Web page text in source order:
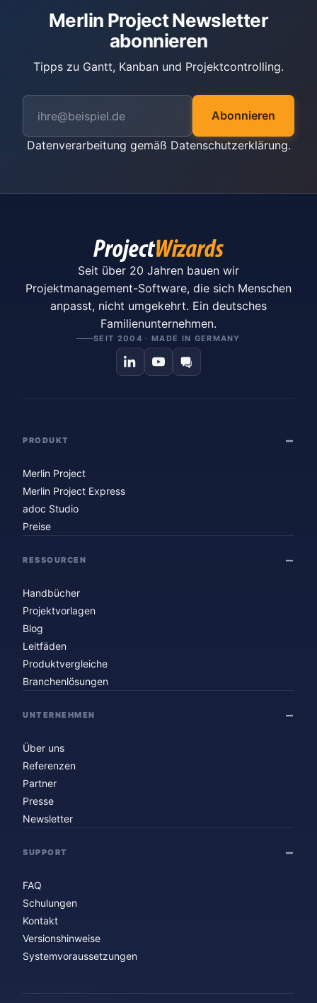
Merlin Project Newsletter
abonnieren
Tipps zu Gantt, Kanban und Projektcontrolling.
Abonnieren
Datenverarbeitung gemäß Datenschutzerklärung.
Seit über 20 Jahren bauen wir
Projektmanagement-Software, die sich Menschen
anpasst, nicht umgekehrt. Ein deutsches
Familienunternehmen.
SEIT 2004 · MADE IN GERMANY
PRODUKT
Merlin Project
Merlin Project Express
adoc Studio
Preise
RESSOURCEN
Handbücher
Projektvorlagen
Blog
Leitfäden
Produktvergleiche
Branchenlösungen
UNTERNEHMEN
Über uns
Referenzen
Partner
Presse
Newsletter
SUPPORT
FAQ
Schulungen
Kontakt
Versionshinweise
Systemvoraussetzungen